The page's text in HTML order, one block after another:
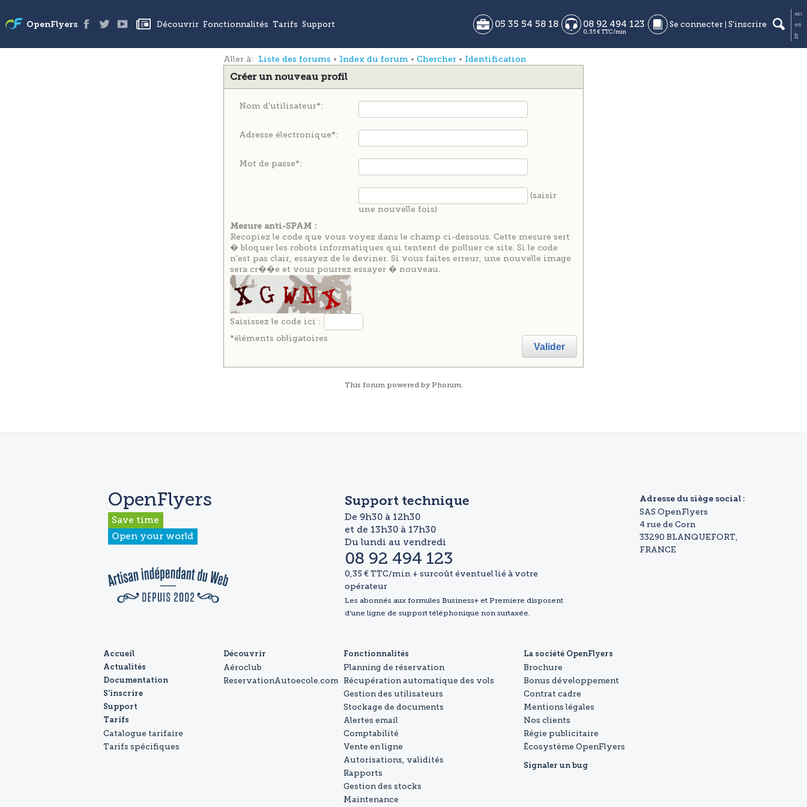
Aller à: Liste des forums • Index du forum • Chercher • Identification
Créer un nouveau profil
Nom d'utilisateur*:
Adresse électronique*:
Mot de passe*:
(saisir
une nouvelle fois)
Mesure anti-SPAM :
Recopiez le code que vous voyez dans le champ ci-dessous. Cette mesure sert
� bloquer les robots informatiques qui tentent de polluer ce site. Si le code
n'est pas clair, essayez de le deviner. Si vous faites erreur, une nouvelle image
sera cr��e et vous pourrez essayer � nouveau.
Saisissez le code ici :
*éléments obligatoires
This forumpowered by Phorum.